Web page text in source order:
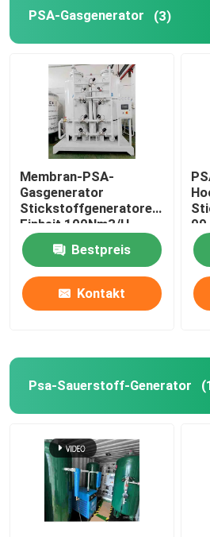
PSA-Gasgenerator (3)
Membran-PSA-
Gasgenerator
Stickstoffgeneratoren
Einheit 100Nm3/H,
Reinheit 99,9%
Bestpreis
Kontakt
Psa-Sauerstoff-Generator